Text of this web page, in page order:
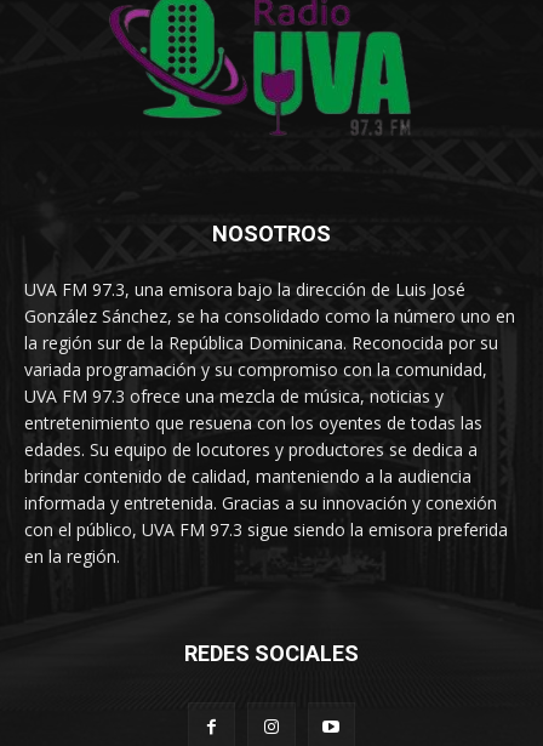
NOSOTROS
UVA FM 97.3, una emisora bajo la dirección de Luis José
González Sánchez, se ha consolidado como la número uno en
la región sur de la República Dominicana. Reconocida por su
variada programación y su compromiso con la comunidad,
UVA FM 97.3 ofrece una mezcla de música, noticias y
entretenimiento que resuena con los oyentes de todas las
edades. Su equipo de locutores y productores se dedica a
brindar contenido de calidad, manteniendo a la audiencia
informada y entretenida. Gracias a su innovación y conexión
con el público, UVA FM 97.3 sigue siendo la emisora preferida
en la región.
REDES SOCIALES